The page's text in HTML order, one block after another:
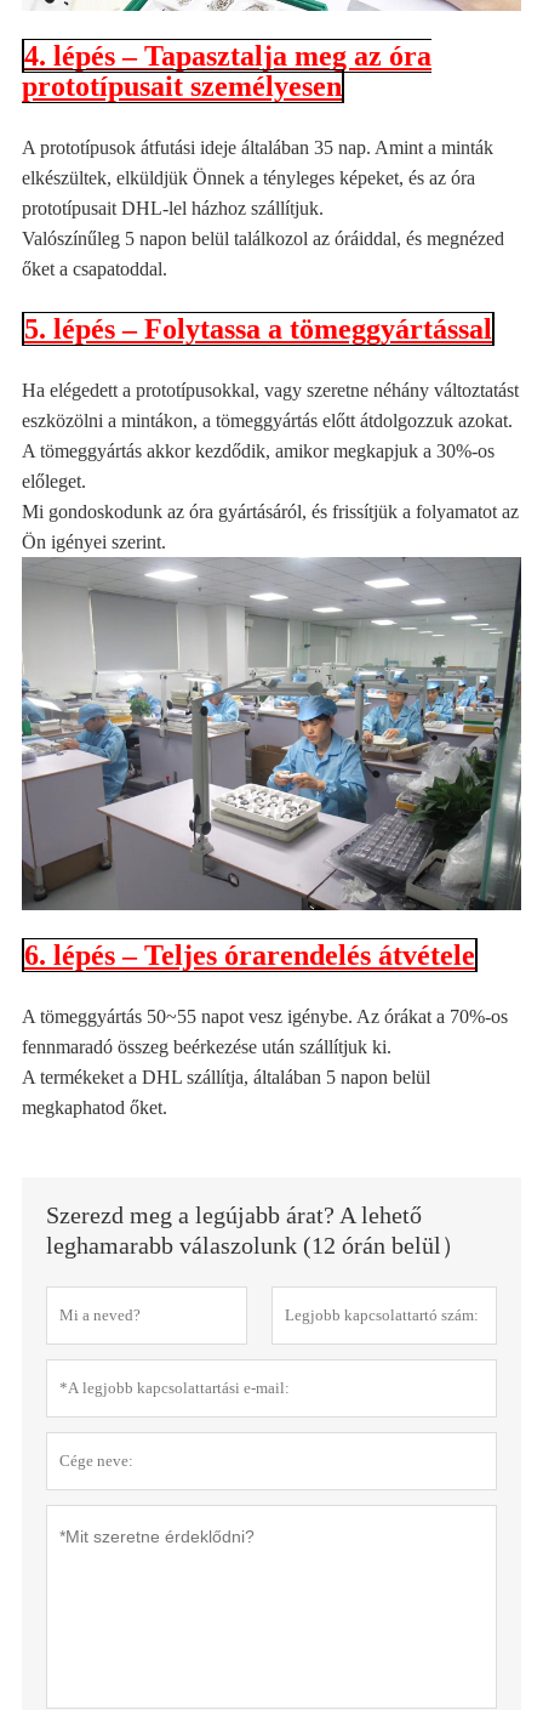
4. lépés – Tapasztalja meg az óra
prototípusait személyesen
A prototípusok átfutási ideje általában 35 nap. Amint a minták
elkészültek, elküldjük Önnek a tényleges képeket, és az óra
prototípusait DHL-lel házhoz szállítjuk.
Valószínűleg 5 napon belül találkozol az óráiddal, és megnézed
őket a csapatoddal.
5. lépés – Folytassa a tömeggyártással
Ha elégedett a prototípusokkal, vagy szeretne néhány változtatást
eszközölni a mintákon, a tömeggyártás előtt átdolgozzuk azokat.
A tömeggyártás akkor kezdődik, amikor megkapjuk a 30%-os
előleget.
Mi gondoskodunk az óra gyártásáról, és frissítjük a folyamatot az
Ön igényei szerint.
6. lépés – Teljes órarendelés átvétele
A tömeggyártás 50~55 napot vesz igénybe. Az órákat a 70%-os
fennmaradó összeg beérkezése után szállítjuk ki.
A termékeket a DHL szállítja, általában 5 napon belül
megkaphatod őket.
Szerezd meg a legújabb árat? A lehető
leghamarabb válaszolunk (12 órán belül）